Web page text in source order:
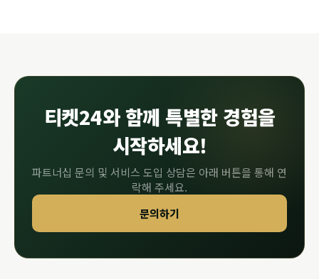
티켓24와 함께 특별한 경험을
시작하세요!
파트너십 문의 및 서비스 도입 상담은 아래 버튼을 통해 연
락해 주세요.
문의하기